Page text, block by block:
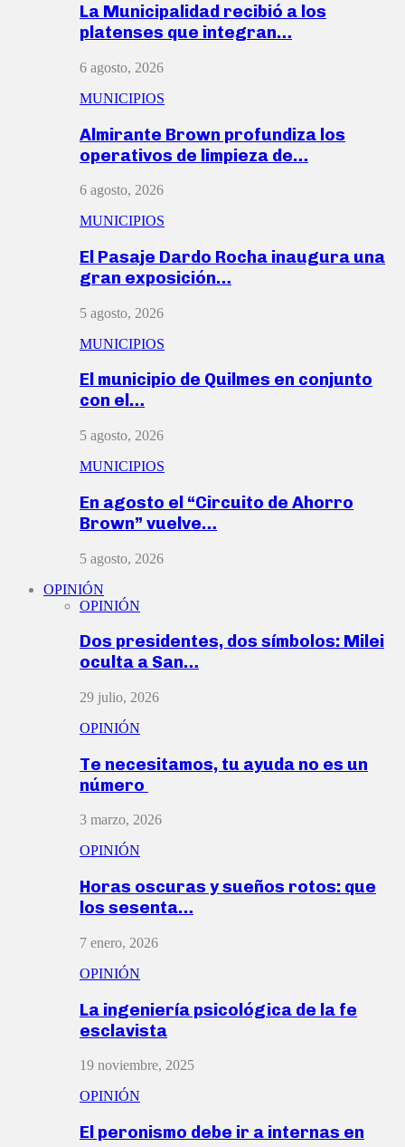
La Municipalidad recibió a los
platenses que integran…
6 agosto, 2026
MUNICIPIOS
Almirante Brown profundiza los
operativos de limpieza de…
6 agosto, 2026
MUNICIPIOS
El Pasaje Dardo Rocha inaugura una
gran exposición…
5 agosto, 2026
MUNICIPIOS
El municipio de Quilmes en conjunto
con el…
5 agosto, 2026
MUNICIPIOS
En agosto el “Circuito de Ahorro
Brown” vuelve…
5 agosto, 2026
OPINIÓN
OPINIÓN
Dos presidentes, dos símbolos: Milei
oculta a San…
29 julio, 2026
OPINIÓN
Te necesitamos, tu ayuda no es un
número
3 marzo, 2026
OPINIÓN
Horas oscuras y sueños rotos: que
los sesenta…
7 enero, 2026
OPINIÓN
La ingeniería psicológica de la fe
esclavista
19 noviembre, 2025
OPINIÓN
El peronismo debe ir a internas en